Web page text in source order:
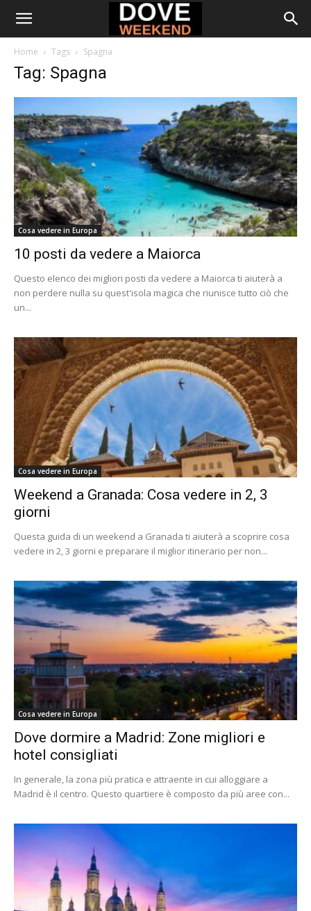
Home Tags Spagna
Tag: Spagna
Cosa vedere in Europa
10 posti da vedere a Maiorca
Questo elenco dei migliori posti da vedere a Maiorca ti aiuterà a
non perdere nulla su quest'isola magica che riunisce tutto ciò che
un...
Cosa vedere in Europa
Weekend a Granada: Cosa vedere in 2, 3
giorni
Questa guida di un weekend a Granada ti aiuterà a scoprire cosa
vedere in 2, 3 giorni e preparare il miglior itinerario per non...
Cosa vedere in Europa
Dove dormire a Madrid: Zone migliori e
hotel consigliati
In generale, la zona più pratica e attraente in cui alloggiare a
Madrid è il centro. Questo quartiere è composto da più aree con...